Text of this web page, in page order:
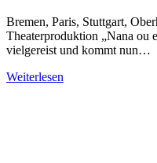
Bremen, Paris, Stuttgart,
Theaterproduktion „Nana ou
vielgereist und kommt nun…
Weiterlesen